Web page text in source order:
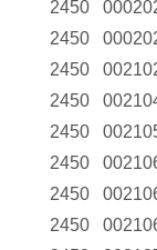
2450
2450
2450
2450
2450
2450
2450
2450